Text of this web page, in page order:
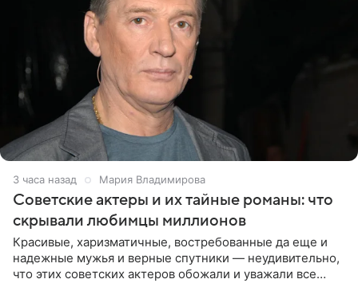
3 часа назад Мария Владимирова
Советские актеры и их тайные романы: что
скрывали любимцы миллионов
Красивые, харизматичные, востребованные да еще и
надежные мужья и верные спутники — неудивительно,
что этих советских актеров обожали и уважали все